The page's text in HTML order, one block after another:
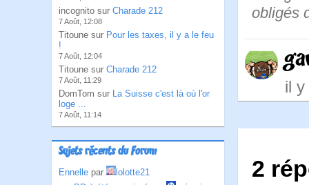
incognito sur Charade 212
7 Août, 12:08
Titoune sur Pour les taxes, il y a le feu
!
7 Août, 12:04
Titoune sur Charade 212
7 Août, 11:29
DomTom sur La Suisse c'est là où l'or
loge ...
7 Août, 11:14
Sujets récents du Forum
Ennelle par
lolotte21
obligés
il
2